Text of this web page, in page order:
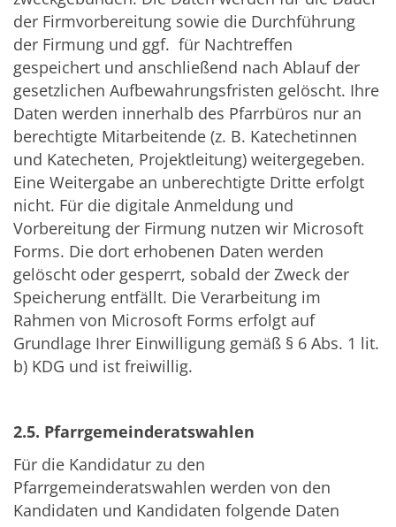
der Firmvorbereitung sowie die Durchführung
der Firmung und ggf. für Nachtreffen
gespeichert und anschließend nach Ablauf der
gesetzlichen Aufbewahrungsfristen gelöscht. Ihre
Daten werden innerhalb des Pfarrbüros nur an
berechtigte Mitarbeitende (z. B. Katechetinnen
und Katecheten, Projektleitung) weitergegeben.
Eine Weitergabe an unberechtigte Dritte erfolgt
nicht. Für die digitale Anmeldung und
Vorbereitung der Firmung nutzen wir Microsoft
Forms. Die dort erhobenen Daten werden
gelöscht oder gesperrt, sobald der Zweck der
Speicherung entfällt. Die Verarbeitung im
Rahmen von Microsoft Forms erfolgt auf
Grundlage Ihrer Einwilligung gemäß § 6 Abs. 1 lit.
b) KDG und ist freiwillig.
2.5. Pfarrgemeinderatswahlen
Für die Kandidatur zu den
Pfarrgemeinderatswahlen werden von den
Kandidaten und Kandidaten folgende Daten